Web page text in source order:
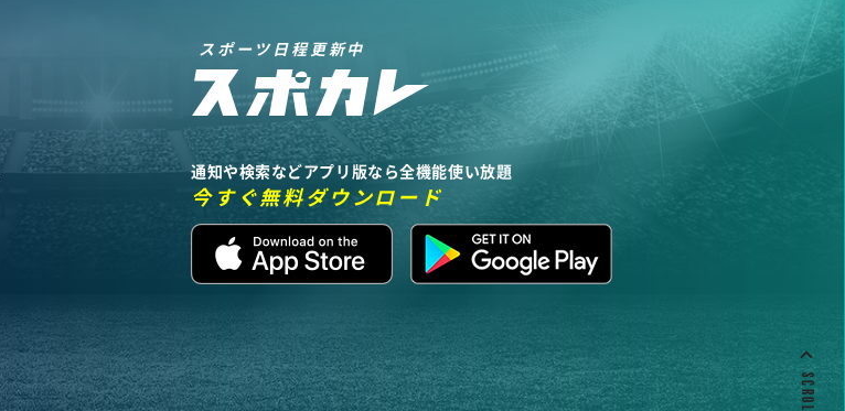
スポーツ日程更新中
通知や検索などアプリ版なら全機能使い放題
今すぐ無料ダウンロード